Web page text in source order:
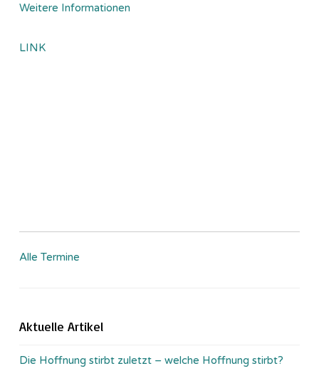
Weitere Informationen
LINK
Alle Termine
Aktuelle Artikel
Die Hoffnung stirbt zuletzt – welche Hoffnung stirbt?